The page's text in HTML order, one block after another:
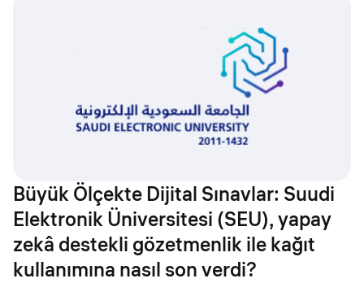
Büyük Ölçekte Dijital Sınavlar: Suudi
Elektronik Üniversitesi (SEU), yapay
zekâ destekli gözetmenlik ile kağıt
kullanımına nasıl son verdi?